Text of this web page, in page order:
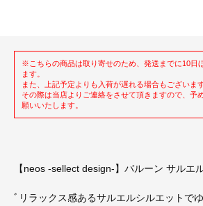
※こちらの商品は取り寄せのため、発送までに10日
ます。
また、上記予定よりも入荷が遅れる場合もございます
その際は当店よりご連絡をさせて頂きますので、予
願いいたします。
【neos -sellect design-】バルーン サルエ
ﾞリラックス感あるサルエルシルエットで